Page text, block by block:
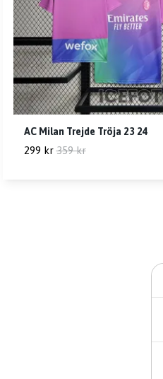
AC Milan Trejde Tröja 23 24
299 kr 359 kr